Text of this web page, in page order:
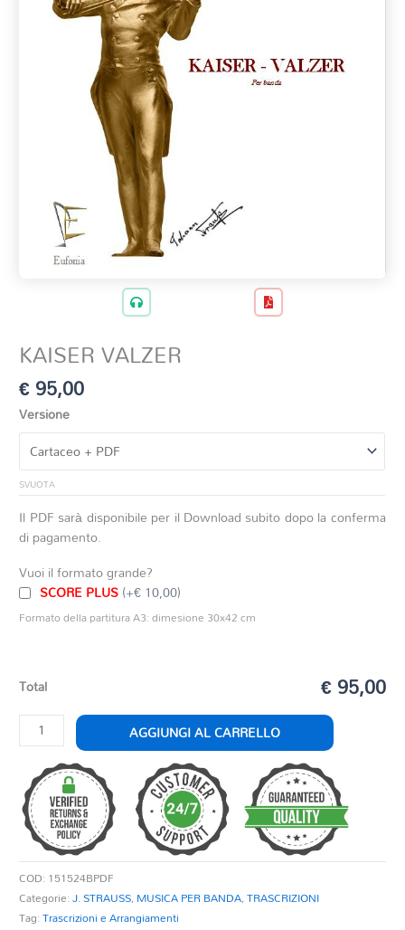
KAISER VALZER
€95,00
Versione
SVUOTA
Il PDF sarà disponibile per il Download subito dopo la conferma
di pagamento.
Vuoi il formato grande?
SCORE PLUS(+€ 10,00)
Formato della partitura A3: dimesione 30x42 cm
Total € 95,00
KAISER
VALZER
quantità
AGGIUNGI AL CARRELLO
COD: 151524BPDF
Categorie:J. STRAUSS, MUSICA PER BANDA,TRASCRIZIONI
Tag:Trascrizioni e Arrangiamenti